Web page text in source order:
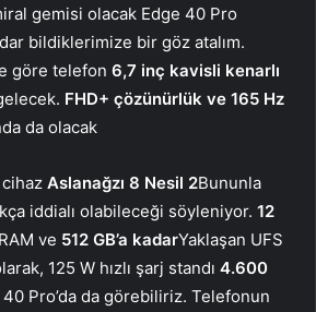
gemisi olacak Edge 40 Pro
bildiklerimize bir göz atalım.
göre telefon 6,7 inç kavisli kenarlı
FHD+ çözünürlük ve 165 Hz
da olacak
Aslanağzı 8 Nesil 2Bununla
iddialı olabileceği söyleniyor. 12
ve 512 GB’a kadarYaklaşan UFS
125 W hızlı şarj standı 4.600
40 Pro’da da görebiliriz. Telefonun